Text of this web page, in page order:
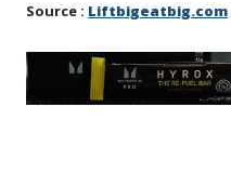
Source : Liftbigeatbig.com